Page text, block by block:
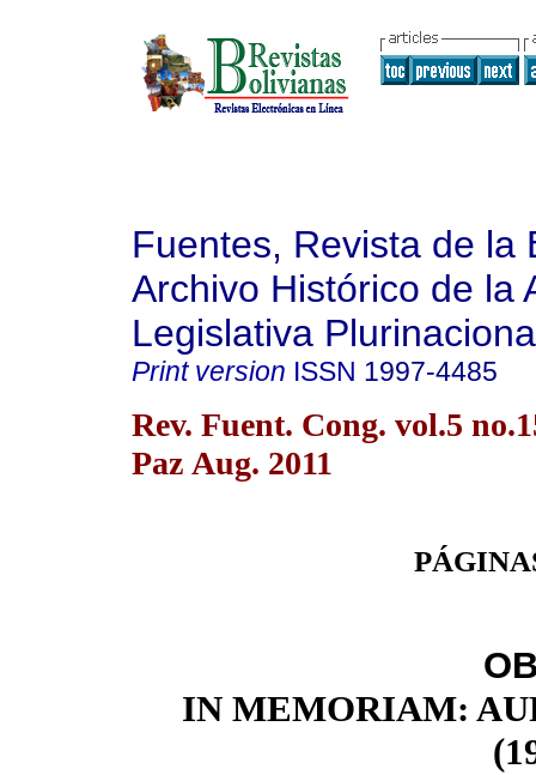
Fuentes, Revista de la
Archivo Histórico de la
Legislativa
Print version ISSN 1997-4485
Rev. Fuent. Cong. vol.5
Paz Aug. 2011
IN MEMORIAM: